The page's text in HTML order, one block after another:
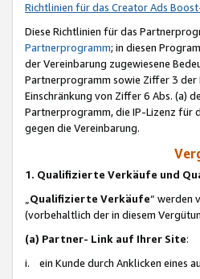
Richtlinien für das Creator Ads
Diese Richtlinien für das
Partnerprogramm; in diesen
der Vereinbarung zugewiesene
Partnerprogramm sowie Ziffer 3 der
Einschränkung von Ziffer 6 Abs. (a)
Partnerprogramm, die IP-Lizenz für
gegen die Vereinbarung.
1. Qualifizierte Verkäufe und
Qualifizierte Verkäufe“ werden
(vorbehaltlich der in diesem
(a) Partner- Link auf Ihrer Site:
i. ein Kunde durch Anklicken eines